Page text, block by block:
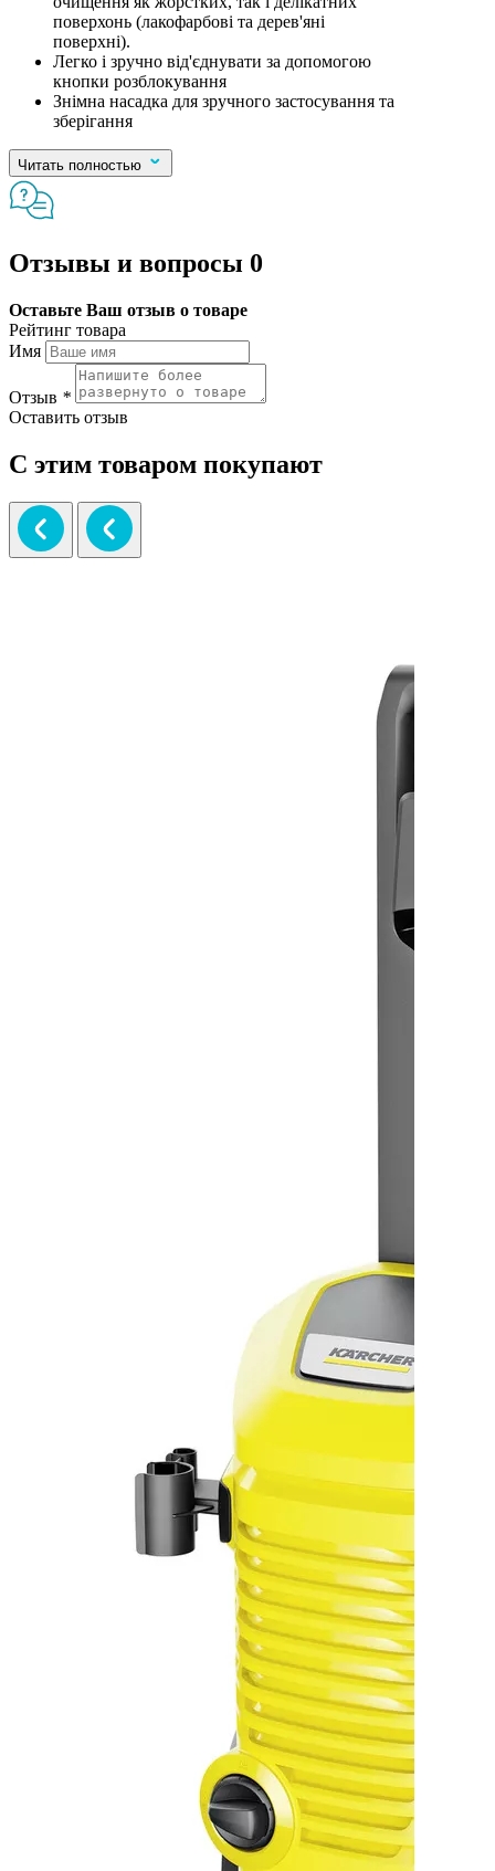
поверхонь (лакофарбові та дерев'яні
поверхні).
Легко і зручно від'єднувати за допомогою
кнопки розблокування
Знімна насадка для зручного застосування та
зберігання
Читать полностью
Отзывы и вопросы 0
Оставьте Ваш отзыв о товаре
Рейтинг товара
Имя
Отзыв *
Оставить отзыв
С этим товаром покупают